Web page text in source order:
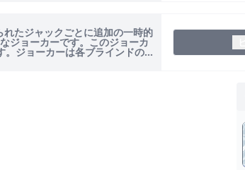
たジャックごとに追加の一時的
ジョーカーです。このジョーカ
ジョーカーは各ブラインドの終